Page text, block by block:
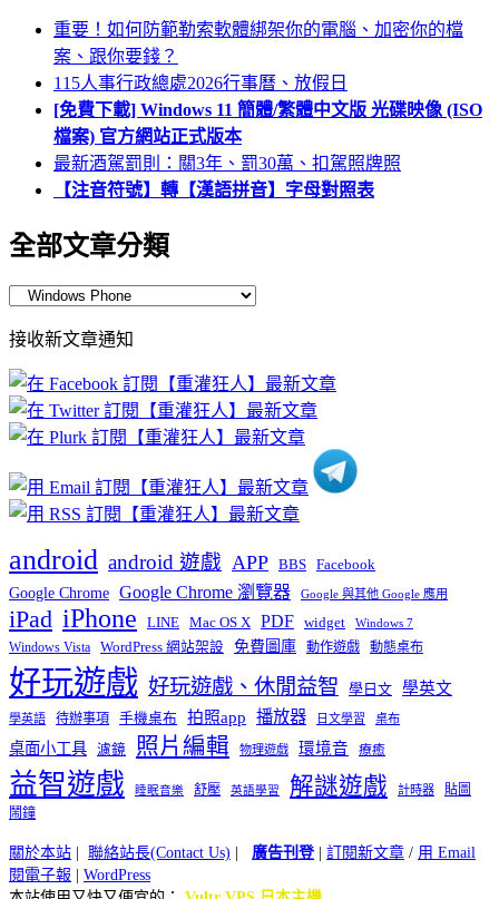
重要！如何防範勒索軟體綁架你的電腦、加密你的檔
案、跟你要錢？
115人事行政總處2026行事曆、放假日
[免費下載] Windows 11 簡體/繁體中文版 光碟映像 (ISO
檔案) 官方網站正式版本
最新酒駕罰則：關3年、罰30萬、扣駕照牌照
【注音符號】轉【漢語拼音】字母對照表
全部文章分類
部
文
章
分
類
接收新文章通知
android android 遊戲 APP BBS Facebook
Google Chrome Google Chrome 瀏覽器 Google 與其他 Google 應用
iPad iPhone LINE Mac OS X PDF widget Windows 7
Windows Vista WordPress 網站架設 免費圖庫 動作遊戲 動態桌布
好玩遊戲 好玩遊戲、休閒益智 學日文 學英文
學英語 待辦事項 手機桌布 拍照app 播放器 日文學習 桌布
桌面小工具 濾鏡 照片編輯 物理遊戲 環境音 療癒
益智遊戲 睡眠音樂 舒壓 英語學習 解謎遊戲 計時器
貼圖
鬧鐘
關於本站 | 聯絡站長(Contact Us) | 廣告刊登| 訂閱新文章 / 用 Email
閱電子報 | WordPress